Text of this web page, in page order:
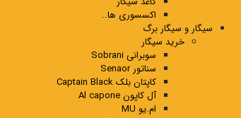
اکسسوری ها..
سیگار و سیگار برگ
خرید سیگار
سوبرانی Sobrani
سناتور Senaor
کاپتان بلک Captain Black
آل کاپون Al capone
ام.یو MU